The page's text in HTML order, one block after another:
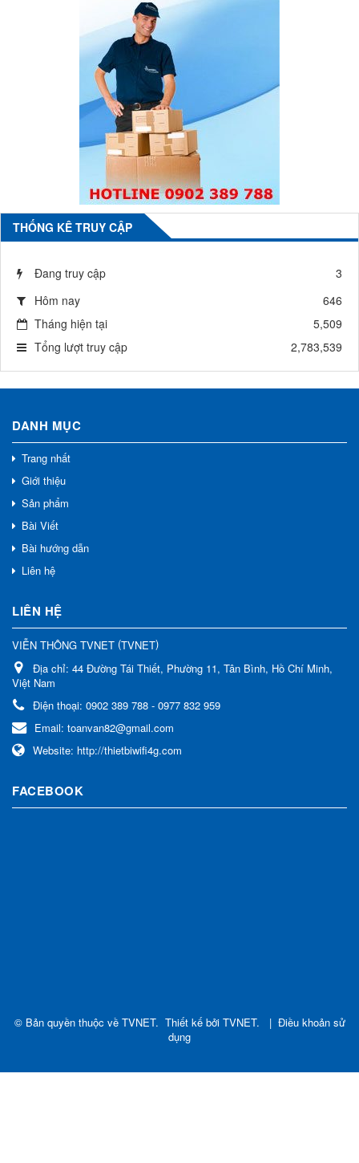
THỐNG KÊ TRUY CẬP
Đang truy cập
3
Hôm nay
646
Tháng hiện tại
5,509
Tổng lượt truy cập
2,783,539
DANH MỤC
Trang nhất
Giới thiệu
Sản phẩm
Bài Viết
Bài hướng dẫn
Liên hệ
LIÊN HỆ
VIỄN THÔNG TVNET (TVNET)
Địa chỉ: 44 Đường Tái Thiết, Phường 11, Tân Bình, Hồ Chí Minh,
Việt Nam
Điện thoại: 0902 389 788 - 0977 832 959
Email: toanvan82@gmail.com
Website: http://thietbiwifi4g.com
FACEBOOK
© Bản quyền thuộc về TVNET. Thiết kế bởi TVNET. | Điều khoản sử
dụng